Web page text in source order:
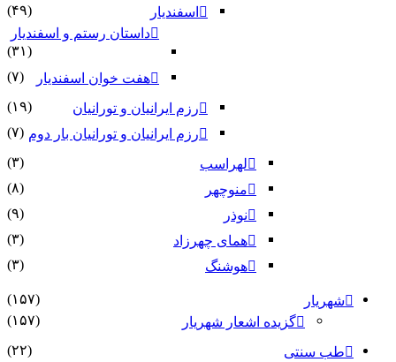
اسفندیار
(۴۹)
داستان رستم و اسفندیار
(۳۱)
هفت خوان اسفندیار
(۷)
رزم ایرانیان و تورانیان
(۱۹)
رزم ایرانیان و تورانیان بار دوم (۷)
لهراسب
(۳)
منوچهر
(۸)
نوذر
(۹)
هماى چهرزاد
(۳)
هوشنگ
(۳)
شهریار
(۱۵۷)
گزیده اشعار شهریار
(۱۵۷)
طب سنتی (۲۲)